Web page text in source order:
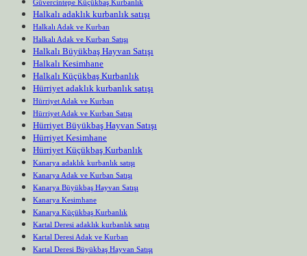
Güvercintepe Küçükbaş Kurbanlık
Halkalı adaklık kurbanlık satışı
Halkalı Adak ve Kurban
Halkalı Adak ve Kurban Satışı
Halkalı Büyükbaş Hayvan Satışı
Halkalı Kesimhane
Halkalı Küçükbaş Kurbanlık
Hürriyet adaklık kurbanlık satışı
Hürriyet Adak ve Kurban
Hürriyet Adak ve Kurban Satışı
Hürriyet Büyükbaş Hayvan Satışı
Hürriyet Kesimhane
Hürriyet Küçükbaş Kurbanlık
Kanarya adaklık kurbanlık satışı
Kanarya Adak ve Kurban Satışı
Kanarya Büyükbaş Hayvan Satışı
Kanarya Kesimhane
Kanarya Küçükbaş Kurbanlık
Kartal Deresi adaklık kurbanlık satışı
Kartal Deresi Adak ve Kurban
Kartal Deresi Büyükbaş Hayvan Satışı